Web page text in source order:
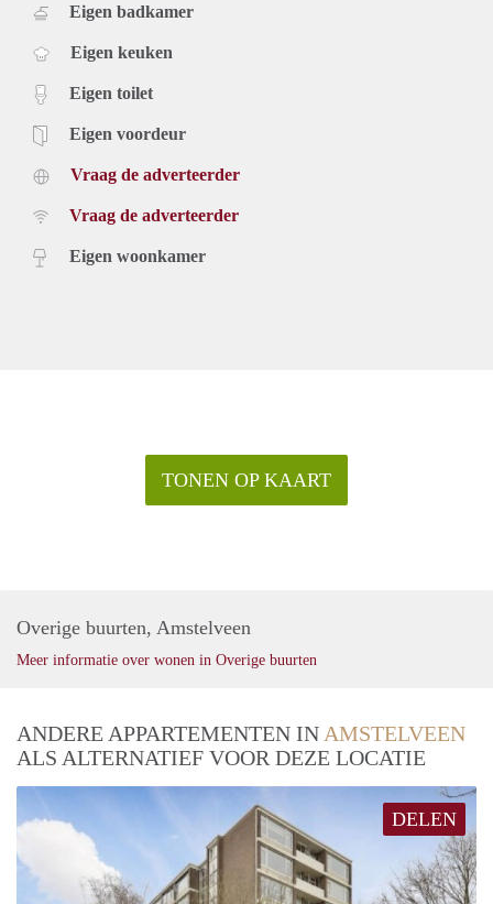
Eigen badkamer
Eigen keuken
Eigen toilet
Eigen voordeur
Vraag de adverteerder
Vraag de adverteerder
Eigen woonkamer
TONEN OP KAART
Overige buurten, Amstelveen
Meer informatie over wonen in Overige buurten
ANDERE APPARTEMENTEN IN AMSTELVEEN
ALS ALTERNATIEF VOOR DEZE LOCATIE
DELEN